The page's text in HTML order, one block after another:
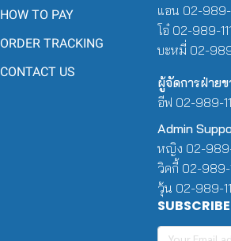
HOW TO PAY
ORDER TRACKING
CONTACT US
แอน 02-989-
โอ๋ 02-989-
บะหมี่ 02-989-
ผู้จัดการฝ่ายข
อีฟ 02-989-
Admin
หญิง 02-989-
วิคกี้ 02-989-
วุ้น 02-989-
SUBSCRIBE